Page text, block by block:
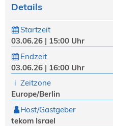
Details
Startzeit
03.06.26 | 15:00 Uhr
Endzeit
03.06.26 | 16:00 Uhr
Zeitzone
Europe/Berlin
Host/Gastgeber
tekom Israel